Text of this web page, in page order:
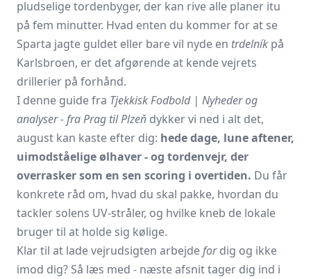
pludselige tordenbyger, der kan rive alle planer itu
på fem minutter. Hvad enten du kommer for at se
Sparta jagte guldet eller bare vil nyde en trdelník på
Karlsbroen, er det afgørende at kende vejrets
drillerier på forhånd.
I denne guide fra Tjekkisk Fodbold | Nyheder og
analyser - fra Prag til Plzeň dykker vi ned i alt det,
august kan kaste efter dig: hede dage, lune aftener,
uimodståelige ølhaver - og tordenvejr, der
overrasker som en sen scoring i overtiden. Du får
konkrete råd om, hvad du skal pakke, hvordan du
tackler solens UV-stråler, og hvilke kneb de lokale
bruger til at holde sig kølige.
Klar til at lade vejrudsigten arbejdefordig og ikke
imod dig? Så læs med - næste afsnit tager dig ind i